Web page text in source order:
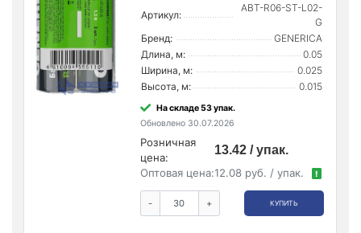
Артикул:
ABT-R06-ST-L02-
G
Бренд:
GENERICA
Длина, м:
0.05
Ширина, м:
0.025
Высота, м:
0.015
На складе 53 упак.
Обновлено 30.07.2026
Розничная
цена:
13.42 / упак.
Оптовая цена:12.08 руб. / упак. !
- + КУПИТЬ